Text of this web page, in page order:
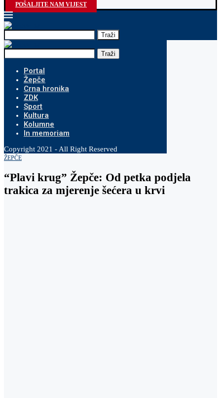
POŠALJITE NAM VIJEST
Traži
Traži
Portal
Žepče
Crna hronika
ZDK
Sport
Kultura
Kolumne
In memoriam
Copyright 2021 - All Right Reserved
ŽEPČE
“Plavi krug” Žepče: Od petka podjela
trakica za mjerenje šećera u krvi